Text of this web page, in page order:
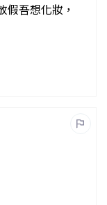
吾想化妝，